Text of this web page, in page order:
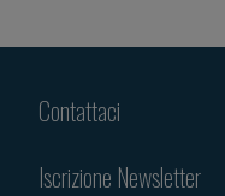
Contattaci
Iscrizione Newsletter